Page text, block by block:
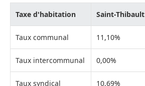
Taxe d'habitation Saint-Thibault
Taux communal 11,10%
Taux intercommunal 0,00%
Taux syndical 10,69%